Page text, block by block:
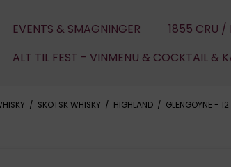
EVENTS & SMAGNINGER 1855 CRU /
ALT TIL FEST - VINMENU & COCKTAIL &
/ SKOTSK WHISKY / HIGHLAND / GLENGOYNE -